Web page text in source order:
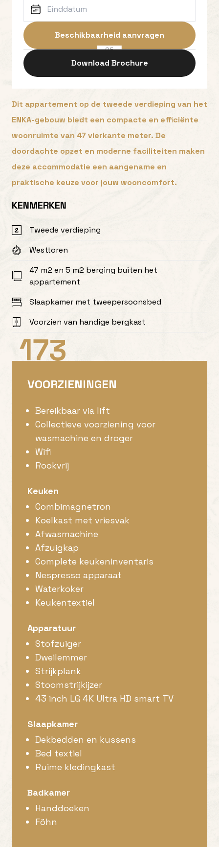
Dit appartement op de tweede verdieping van het
ENKA-gebouw biedt een compacte en efficiënte
woonruimte van 47 vierkante meter. De
doordachte opzet en moderne faciliteiten maken
deze accommodatie een aangename en
praktische keuze voor jouw wooncomfort.
KENMERKEN
Tweede verdieping
Westtoren
47 m2 en 5 m2 berging buiten het
appartement
Slaapkamer met tweepersoonsbed
Voorzien van handige bergkast
Beschikbaarheid aanvragen
OF
Download Brochure
173
VOORZIENINGEN
Bereikbaar via lift
Collectieve voorziening voor
wasmachine en droger
Wifi
Rookvrij
Keuken
Combimagnetron
Koelkast met vriesvak
Afwasmachine
Afzuigkap
Complete keukeninventaris
Nespresso apparaat
Waterkoker
Keukentextiel
Apparatuur
Stofzuiger
Dweilemmer
Strijkplank
Stoomstrijkijzer
43 inch LG 4K Ultra HD smart TV
Slaapkamer
Dekbedden en kussens
Bed textiel
Ruime kledingkast
Badkamer
Handdoeken
Föhn